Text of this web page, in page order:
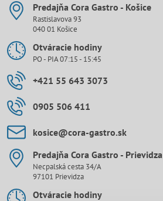
Predajňa Cora Gastro - Košice
Rastislavova 93
040 01 Košice
Otváracie hodiny
PO - PIA 07:15 - 15:45
+421 55 643 3073
0905 506 411
kosice​@cora-gastro​.sk
Predajňa Cora Gastro - Prievidza
Necpalská cesta 34/A
97101 Prievidza
Otváracie hodiny